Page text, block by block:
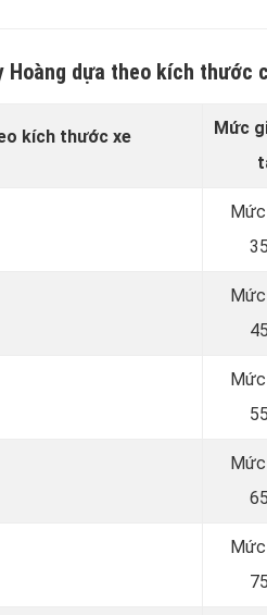
Hoàng dựa theo kích thước
kích thước xe
Mức